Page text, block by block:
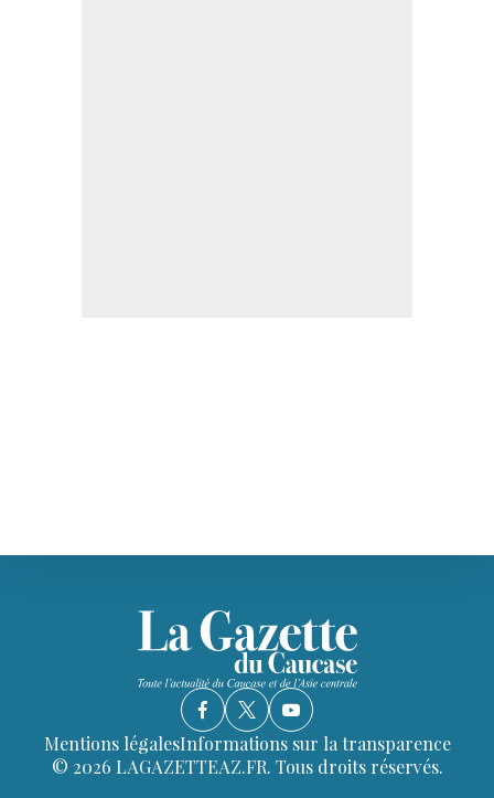
Mentions légalesInformations sur la transparence
© 2026 LAGAZETTEAZ.FR. Tous droits réservés.